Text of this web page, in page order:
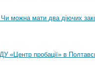
можна мати два діючих
«Центр пробації» в